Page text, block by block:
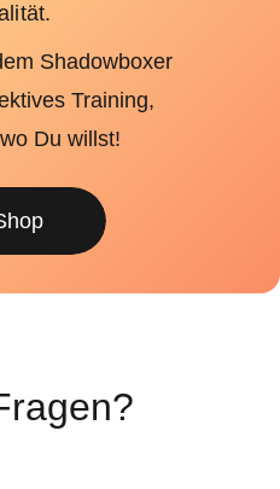
Shadowboxer
Training,
Du willst!